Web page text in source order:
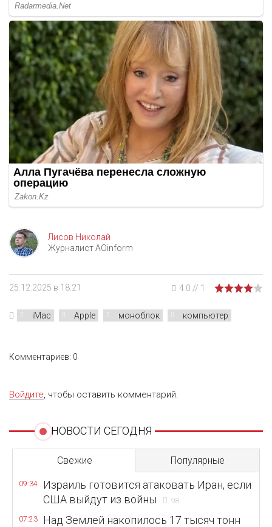
Лисов Николай
Журналист AOinform
25.12.2025 в 18:21 4.0 // 1
iMac Apple моноблок компьютер
Комментариев: 0
Войдите, чтобы оставить комментарий.
НОВОСТИ СЕГОДНЯ
Свежие Популярные
09:34
Израиль готовится атаковать Иран, если
США выйдут из войны
98
07:23
Над Землей накопилось 17 тысяч тонн